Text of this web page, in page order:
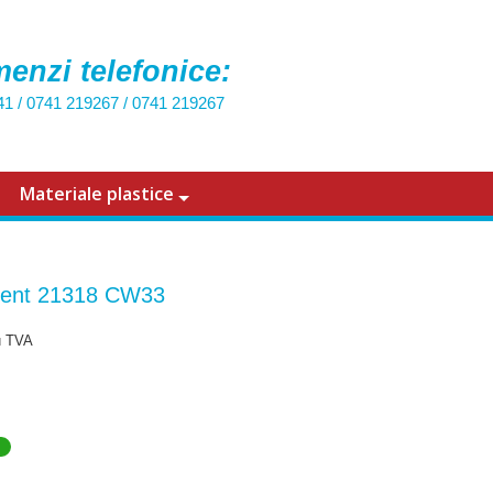
telefonice:
/ 0741 219267/ 0741 219267
Materiale plastice
21318 CW33
TVA